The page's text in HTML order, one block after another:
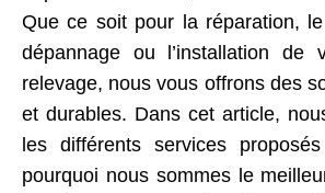
Que ce soit pour la réparation,
dépannage ou l’installation de
relevage, nous vous offrons des
et durables. Dans cet article,
les différents services
pourquoi nous sommes le